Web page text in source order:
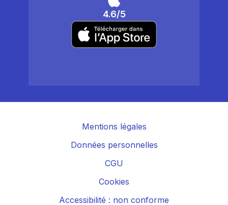
4.6/5
Mentions légales
Données personnelles
CGU
Cookies
Accessibilité : non conforme